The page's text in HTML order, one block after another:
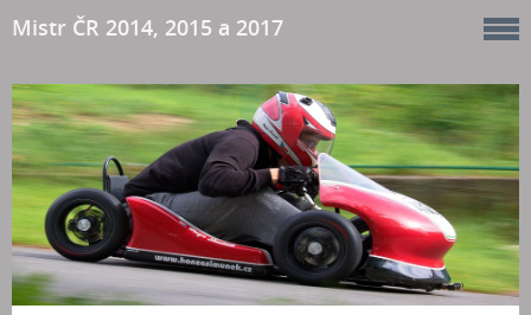
Mistr ČR 2014, 2015 a 2017